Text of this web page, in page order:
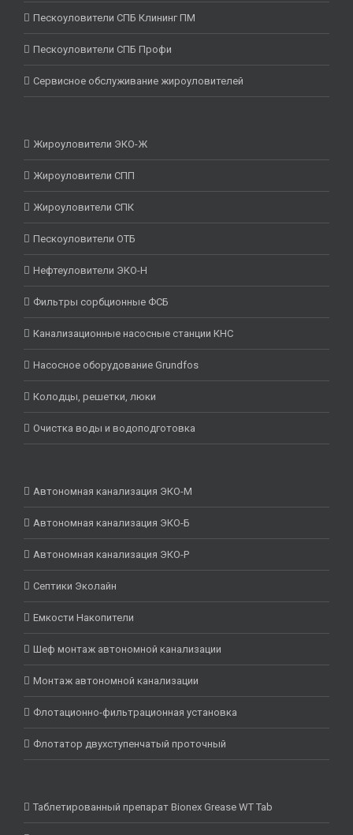
Пескоуловители СПБ Клининг ПМ
Пескоуловители СПБ Профи
Сервисное обслуживание жироуловителей
Жироуловители ЭКО-Ж
Жироуловители СПП
Жироуловители СПК
Пескоуловители ОТБ
Нефтеуловители ЭКО-Н
Фильтры сорбционные ФСБ
Канализационные насосные станции КНС
Насосное оборудование Grundfos
Колодцы, решетки, люки
Очистка воды и водоподготовка
Автономная канализация ЭКО-М
Автономная канализация ЭКО-Б
Автономная канализация ЭКО-Р
Септики Эколайн
Емкости Накопители
Шеф монтаж автономной канализации
Монтаж автономной канализации
Флотационно-фильтрационная установка
Флотатор двухступенчатый проточный
Таблетированный препарат Bionex Grease WT Tab